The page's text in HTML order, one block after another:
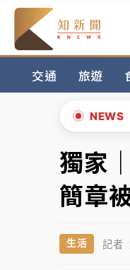
交通 旅遊
NEWS
暑假過三
中信慈善
故宮《龍
台東農業
女律師陳
▲
▼
獨家
簡章
生活 記者